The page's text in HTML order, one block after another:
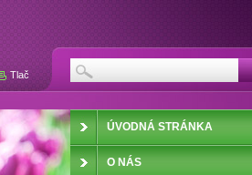
ÚVODNÁ STRÁNKA
O NÁS
Tlač